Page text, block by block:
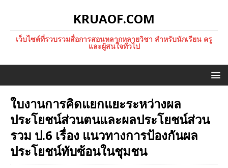
KRUAOF.COM
เว็บไซต์ที่รวบรวมสื่อการสอนหลากหลายวิชา สำหรับนักเรียน ครู
และผู้สนใจทั่วไป
ใบงานการคิดแยกแยะระหว่างผล
ประโยชน์ส่วนตนและผลประโยชน์ส่วน
รวม ป.6 เรื่อง แนวทางการป้องกันผล
ประโยชน์ทับซ้อนในชุมชน